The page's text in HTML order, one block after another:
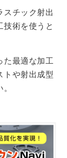
チック射出
術を使うと
最適な加工
トや射出成型